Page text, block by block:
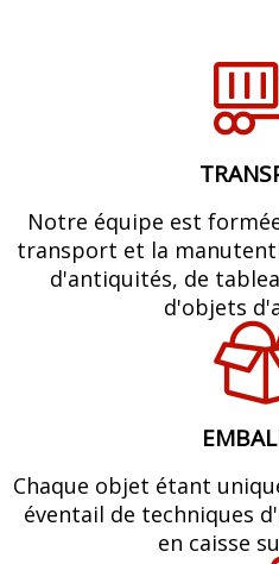
Notre équipe est
transport et la
d'antiquités, de
d'objets
Chaque objet étant
éventail de techniques
en caisse